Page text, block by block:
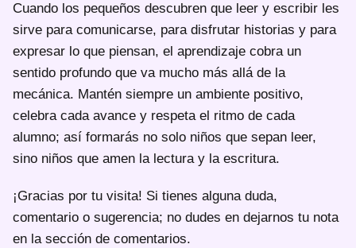
Cuando los pequeños descubren que leer y escribir les
sirve para comunicarse, para disfrutar historias y para
expresar lo que piensan, el aprendizaje cobra un
sentido profundo que va mucho más allá de la
mecánica. Mantén siempre un ambiente positivo,
celebra cada avance y respeta el ritmo de cada
alumno; así formarás no solo niños que sepan leer,
sino niños que amen la lectura y la escritura.
¡Gracias por tu visita! Si tienes alguna duda,
comentario o sugerencia; no dudes en dejarnos tu nota
en la sección de comentarios.